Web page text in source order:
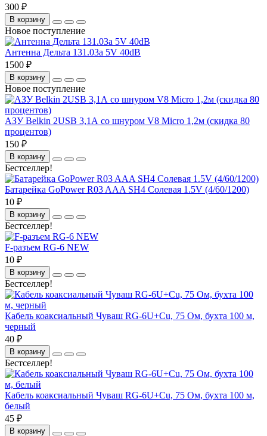
300 ₽
В корзину
Новое поступление
Антенна Дельта 131.03а 5V 40dB
1500 ₽
В корзину
Новое поступление
АЗУ Belkin 2USB 3,1А со шнуром V8 Micro 1,2м (скидка 80
процентов)
150 ₽
В корзину
Бестселлер!
Батарейка GoPower R03 AAA SH4 Солевая 1.5V (4/60/1200)
10 ₽
В корзину
Бестселлер!
F-разъем RG-6 NEW
10 ₽
В корзину
Бестселлер!
Кабель коаксиальный Чуваш RG-6U+Cu, 75 Ом, бухта 100 м,
черный
40 ₽
В корзину
Бестселлер!
Кабель коаксиальный Чуваш RG-6U+Cu, 75 Ом, бухта 100 м,
белый
45 ₽
В корзину